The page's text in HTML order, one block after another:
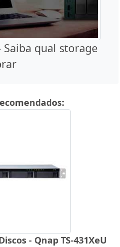
Saiba qual storage
- Qnap TS-431XeU